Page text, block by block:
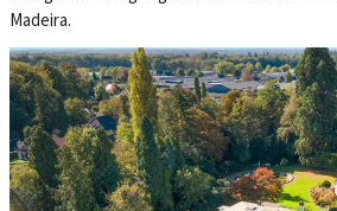
Madeira.